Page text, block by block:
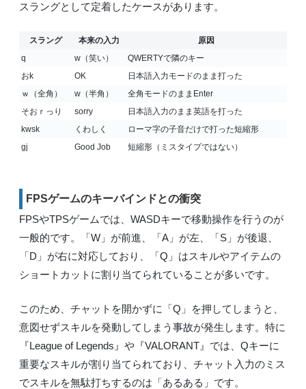
スラングとして定着したケースがあります。
スラング 本来の入力
原因
q
w（笑い）
QWERTYで隣のキー
おk
OK
日本語入力モードのまま打った
ｗ（全角）
w（半角）
全角モードのままEnter
そおｒっり
sorry
日本語入力のまま英語を打った
kwsk
くわしく
ローマ字の子音だけで打った短縮形
gj
Good Job 短縮形（ミスタイプではない）
FPSゲームのキーバインドとの衝突
FPSやTPSゲームでは、WASDキーで移動操作を行うのが
一般的です。「W」が前進、「A」が左、「S」が後退、
「D」が右に対応しており、「Q」はスキルやアイテムの
ショートカットに割り当てられていることが多いです。
このため、チャットを開かずに「Q」を押してしまうと、
意図せずスキルを発動してしまう事故が発生します。特に
『League of Legends』や『VALORANT』では、Qキーに
重要なスキルが割り当てられており、チャット入力のミス
でスキルを無駄打ちするのは「あるある」です。